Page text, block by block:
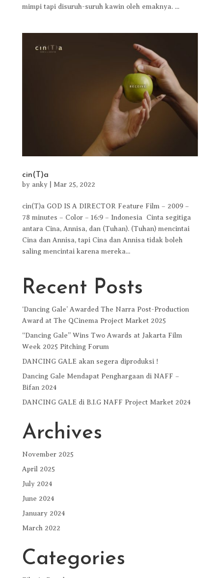
mimpi tapi disuruh-suruh kawin oleh emaknya. ...
cin(T)a
by anky Mar 25, 2022
cin(T)a GOD IS A DIRECTOR Feature Film – 2009 –
78 minutes – Color – 16:9 – Indonesia Cinta segitiga
antara Cina, Annisa, dan (Tuhan). (Tuhan) mencintai
Cina dan Annisa, tapi Cina dan Annisa tidak boleh
saling mencintai karena mereka...
Recent Posts
‘Dancing Gale’ Awarded The Narra Post-Production
Award at The QCinema Project Market 2025
“Dancing Gale” Wins Two Awards at Jakarta Film
Week 2025 Pitching Forum
DANCING GALE akan segera diproduksi !
Dancing Gale Mendapat Penghargaan di NAFF –
Bifan 2024
DANCING GALE di B.I.G NAFF Project Market 2024
Archives
November 2025
April 2025
July 2024
June 2024
January 2024
March 2022
Categories